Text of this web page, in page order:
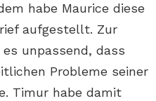
habe Maurice diese
aufgestellt. Zur
unpassend, dass
Probleme seiner
Timur habe damit